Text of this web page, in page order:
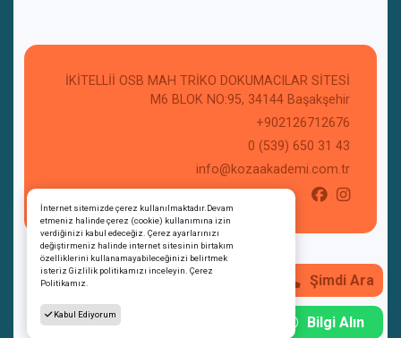
Copyright © Koza Akademi OSGB - İş Sağlığı
Güvenliği ve Eğitim Hizmetleri Tüm hakları saklıdır.
İKİTELLİİ OSB MAH TRİKO DOKUMACILAR SİTESİ
M6 BLOK NO:95, 34144 Başakşehir
+902126712676
0 (539) 650 31 43
info@kozaakademi.com.tr
Şimdi Ara
Bilgi Alın
İnternet sitemizde çerez kullanılmaktadır.Devam
etmeniz halinde çerez (cookie) kullanımına izin
verdiğinizi kabul edeceğiz. Çerez ayarlarınızı
değiştirmeniz halinde internet sitesinin birtakım
özelliklerini kullanamayabileceğinizi belirtmek
isteriz Gizlilik politikamızı inceleyin. Çerez
Politikamız.
Kabul Ediyorum